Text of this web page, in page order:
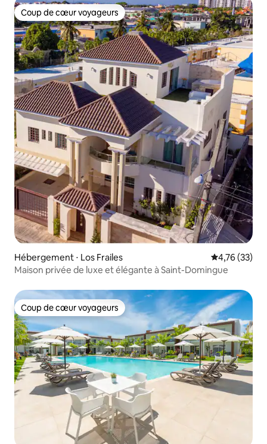
Coup de cœur voyageurs
Coup de cœur voyageurs
Hébergement ⋅ Los Frailes Évaluation
4,76 (33)
Maison privée de luxe et élégante à Saint-Domingue
Coup de cœur voyageurs
Coup de cœur voyageurs